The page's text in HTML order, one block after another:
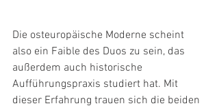
Die osteuropäische Moderne scheint
also ein Faible des Duos zu sein, das
außerdem auch historische
Aufführungspraxis studiert hat. Mit
dieser Erfahrung trauen sich die beiden